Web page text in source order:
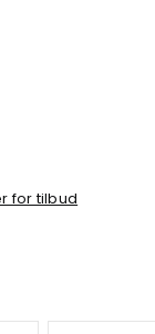
for tilbud